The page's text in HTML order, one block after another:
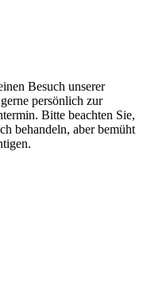
Besuch unserer
persönlich zur
Bitte beachten Sie,
behandeln, aber bemüht